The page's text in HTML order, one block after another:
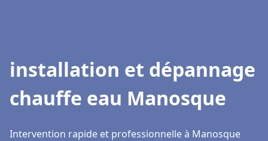
installation et dépannage
chauffe eau Manosque
Intervention rapide et professionnelle à Manosque